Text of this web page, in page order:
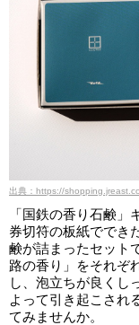
出典：https://
「国鉄の香り石鹸
券切符の板紙ででき
鹸が詰まったセット
路の香り」をそれぞ
し、泡立ちが良くし
よって引き起こされ
てみませんか。